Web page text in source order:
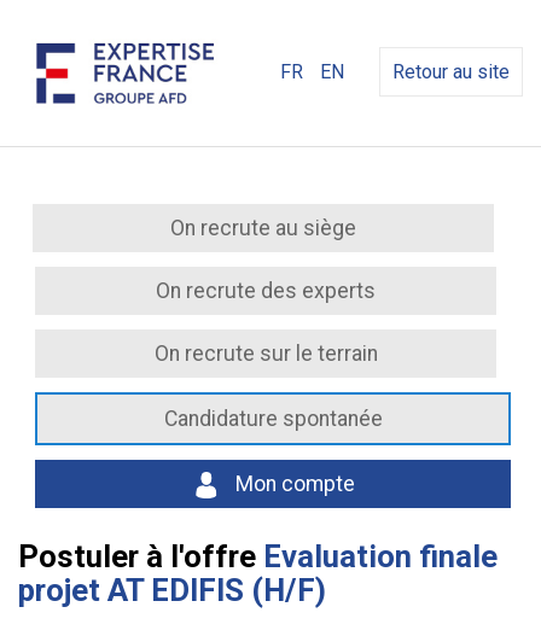
FR EN Retour au site
On recrute au siège
On recrute des experts
On recrute sur le terrain
Candidature spontanée
Mon compte
Postuler à l'offre Evaluation finale
projet AT EDIFIS (H/F)